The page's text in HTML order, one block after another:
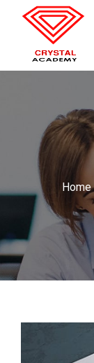
Home